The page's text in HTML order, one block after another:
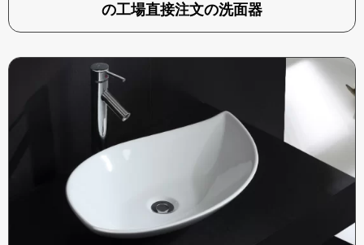
の工場直接注文の洗面器